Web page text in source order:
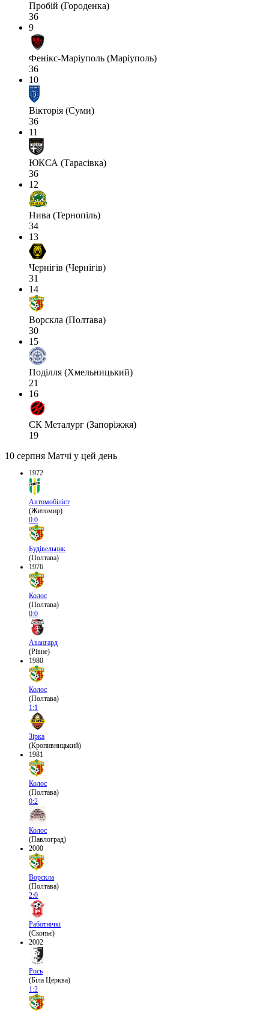
Пробій (Городенка)
36
9
Фенікс-Маріуполь (Маріуполь)
36
10
Вікторія (Суми)
36
11
ЮКСА (Тарасівка)
36
12
Нива (Тернопіль)
34
13
Чернігів (Чернігів)
31
14
Ворскла (Полтава)
30
15
Поділля (Хмельницький)
21
16
СК Металург (Запоріжжя)
19
10 серпня Матчі у цей день
1972
Автомобіліст
(Житомир)
0:0
Будівельник
(Полтава)
1976
Колос
(Полтава)
0:0
Авангард
(Рівне)
1980
Колос
(Полтава)
1:1
Зірка
(Кропивницький)
1981
Колос
(Полтава)
0:2
Колос
(Павлоград)
2000
Ворскла
(Полтава)
2:0
Работнічкі
(Скопьє)
2002
Рось
(Біла Церква)
1:2